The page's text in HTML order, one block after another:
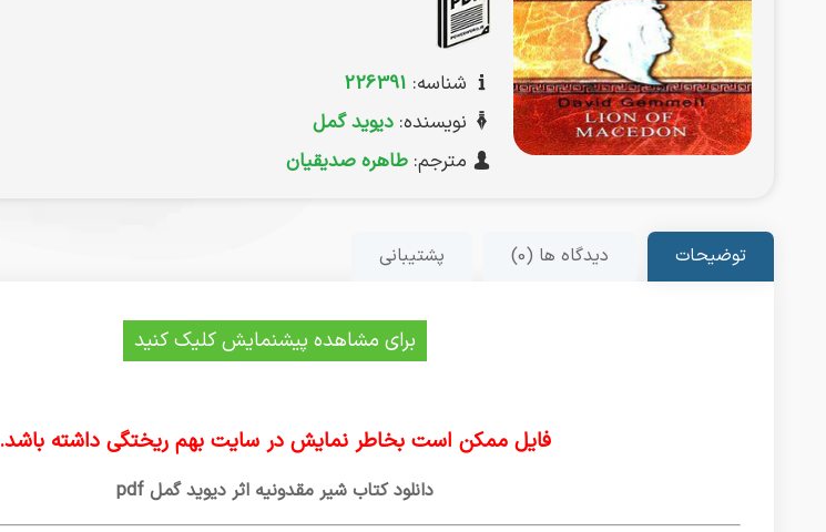
شناسه: 226391
نویسنده: دیوید گمل
مترجم: طاهره صدیقیان
توضیحات دیدگاه ها (0) پشتیبانی
برای مشاهده پیشنمایش کلیک کنید
فایل ممکن است بخاطر نمایش در سایت بهم ریختگی داشته باشد.
دانلود کتاب شیر مقدونیه اثر دیوید گمل pdf